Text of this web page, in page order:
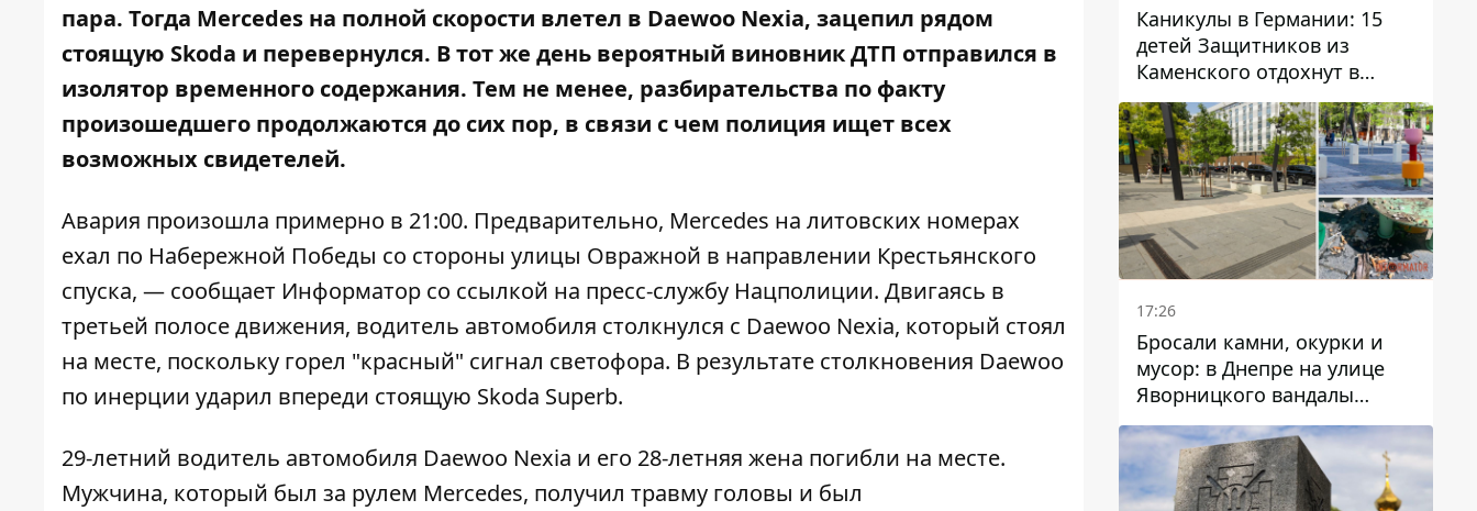
пара. Тогда Mercedes на полной скорости влетел в Daewoo Nexia, зацепил рядом
стоящую Skoda и перевернулся. В тот же день вероятный виновник ДТП отправился в
изолятор временного содержания. Тем не менее, разбирательства по факту
произошедшего продолжаются до сих пор, в связи с чем полиция ищет всех
возможных свидетелей.
Авария произошла примерно в 21:00. Предварительно, Mercedes на литовских номерах
ехал по Набережной Победы со стороны улицы Овражной в направлении Крестьянского
спуска, — сообщает Информатор со ссылкой на пресс-службу Нацполиции. Двигаясь в
третьей полосе движения, водитель автомобиля столкнулся с Daewoo Nexia, который стоял
на месте, поскольку горел "красный" сигнал светофора. В результате столкновения Daewoo
по инерции ударил впереди стоящую Skoda Superb.
29-летний водитель автомобиля Daewoo Nexia и его 28-летняя жена погибли на месте.
Мужчина, который был за рулем Mercedes, получил травму головы и был
Каникулы в Германии: 15
детей Защитников из
Каменского отдохнут в
Вуппертале
17:26
Бросали камни, окурки и
мусор: в Днепре на улице
Яворницкого вандалы
повредили питьевые
фонтаны